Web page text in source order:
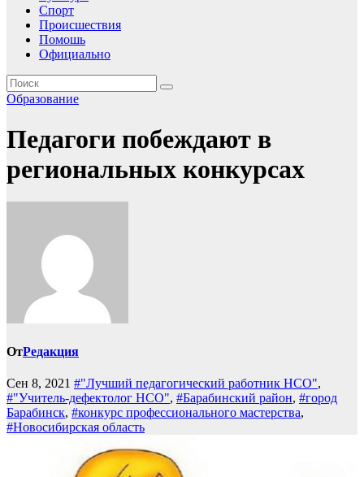
Спорт
Происшествия
Помошь
Официально
Образование
Педагоги побеждают в
региональных конкурсах
ОтРедакция
Сен 8, 2021 #"Лучший педагогический работник НСО",
#"Учитель-дефектолог НСО", #Барабинский район, #город
Барабинск, #конкурс профессионального мастерства,
#Новосибирская область